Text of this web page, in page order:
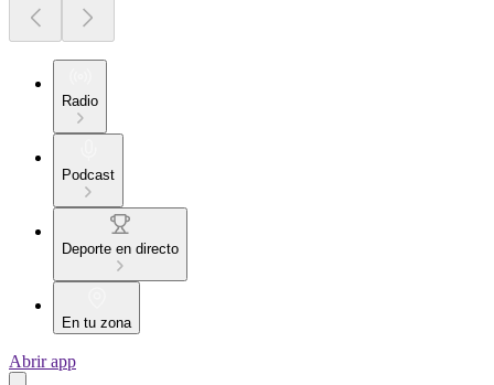
Radio
Podcast
Deporte en directo
En tu zona
Abrir app